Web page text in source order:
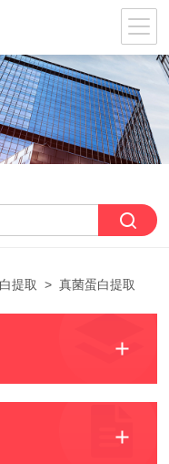
提取 > 真菌蛋白提取